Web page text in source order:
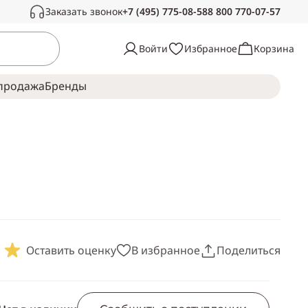
Заказать звонок+7 (495) 775-08-588 800 770-07-57
Связаться с нами
ответим на ваши вопросы
Войти Избранное Корзина
Брeнды
Оставить оценку В избранное Поделиться
Скопировать